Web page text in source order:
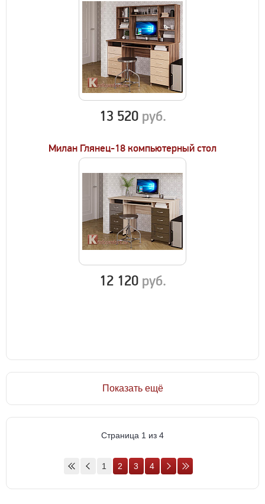
13 520 руб.
Милан Глянец-18 компьютерный стол
12 120 руб.
Показать ещё
Страница 1 из 4
1 2 3 4